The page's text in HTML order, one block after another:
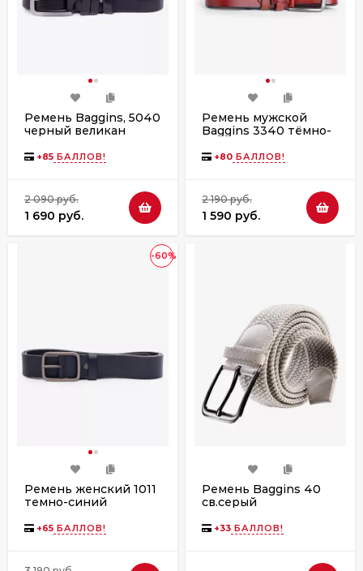
Ремень Baggins, 5040
черный великан
+85 БАЛЛОВ!
2 090 руб.
1 690 руб.
Ремень мужской
Baggins 3340 тёмно-
+80 БАЛЛОВ!
2 190 руб.
1 590 руб.
-60%
Ремень женский 1011
темно-синий
+65 БАЛЛОВ!
Ремень Baggins 40
св.серый
+33 БАЛЛОВ!